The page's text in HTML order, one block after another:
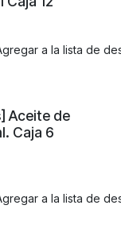
a la lista de
Aceite de
Caja 6
a la lista de